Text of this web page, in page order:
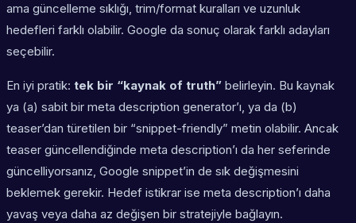
ama güncelleme sıklığı, trim/format kuralları ve uzunluk
hedefleri farklı olabilir. Google da sonuç olarak farklı adayları
seçebilir.
En iyi pratik: tek bir “kaynak of truth” belirleyin. Bu kaynak
ya (a) sabit bir meta description generator’ı, ya da (b)
teaser’dan türetilen bir “snippet-friendly” metin olabilir. Ancak
teaser güncellendiğinde meta description’ı da her seferinde
güncelliyorsanız, Google snippet’in de sık değişmesini
beklemek gerekir. Hedef istikrar ise meta description’ı daha
yavaş veya daha az değişen bir stratejiyle bağlayın.